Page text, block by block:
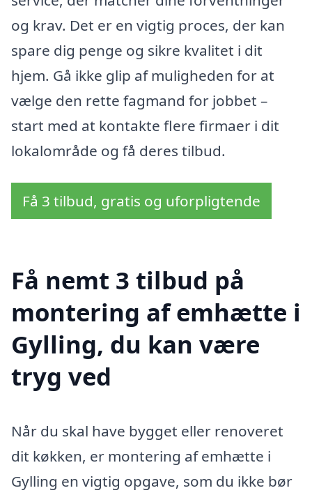
og krav. Det er en vigtig proces, der kan
spare dig penge og sikre kvalitet i dit
hjem. Gå ikke glip af muligheden for at
vælge den rette fagmand for jobbet –
start med at kontakte flere firmaer i dit
lokalområde og få deres tilbud.
Få 3 tilbud, gratis og uforpligtende
Få nemt 3 tilbud på
montering af emhætte i
Gylling, du kan være
tryg ved
Når du skal have bygget eller renoveret
dit køkken, er montering af emhætte i
Gylling en vigtig opgave, som du ikke bør